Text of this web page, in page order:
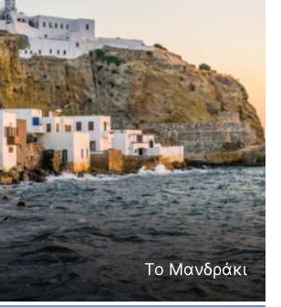
Το Μανδράκι